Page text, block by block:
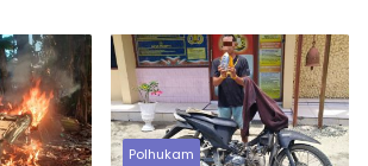
Polhukam